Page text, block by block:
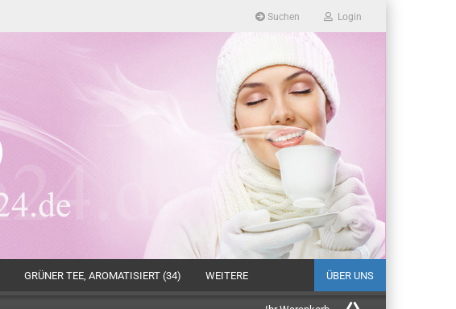
Suchen Login
GRÜNER TEE, AROMATISIERT (34) ÜBER UNS
WEITERE